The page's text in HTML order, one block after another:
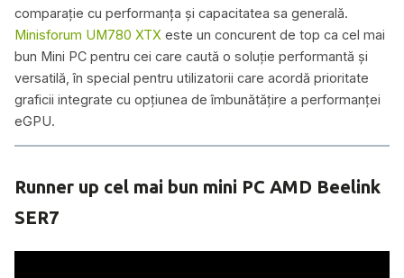
comparație cu performanța și capacitatea sa generală.
Minisforum UM780 XTX este un concurent de top ca cel mai
bun Mini PC pentru cei care caută o soluție performantă și
versatilă, în special pentru utilizatorii care acordă prioritate
graficii integrate cu opțiunea de îmbunătățire a performanței
eGPU.
Runner up cel mai bun mini PC AMD Beelink
SER7